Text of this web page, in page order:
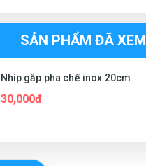
SẢN PHẨM ĐÃ XEM
Nhíp gắp pha chế inox 20cm
30,000đ